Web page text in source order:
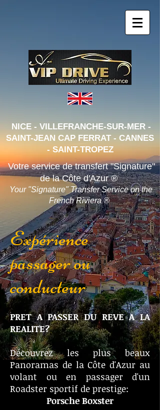
NICE - VILLEFRANCHE-SUR-MER -
SAINT-JEAN CAP FERRAT - CANNES
- SAINT-TROPEZ
Votre service de transfert "Signature"
de la Côte d'Azur ®
Your "Signature" Transfer Service on the
French Riviera ®
Expérience
passager ou
conducteur
PRET A PASSER DU REVE A LA
REALITE?
Découvrez les plus beaux
Panoramas de la Côte d'Azur au
volant ou en passager d'un
Roadster sportif de prestige:
Porsche Boxster